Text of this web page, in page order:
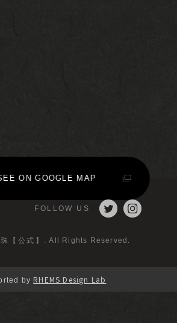
ON GOOGLE MAP
【公式】 . All Rights Reserved.
FOLLOW US
by RHEMS Design Lab